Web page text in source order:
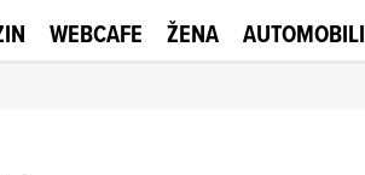
WEBCAFE ŽENA AUTOMOBILI